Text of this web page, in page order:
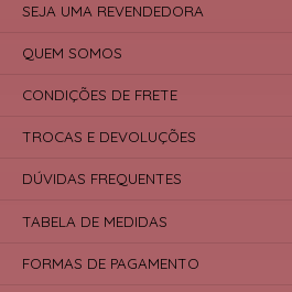
SEJA UMA REVENDEDORA
QUEM SOMOS
CONDIÇÕES DE FRETE
TROCAS E DEVOLUÇÕES
DÚVIDAS FREQUENTES
TABELA DE MEDIDAS
FORMAS DE PAGAMENTO